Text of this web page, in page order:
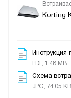
Korting
Инструкция
PDF, 1.48 MB
Схема
JPG, 74.05 KB